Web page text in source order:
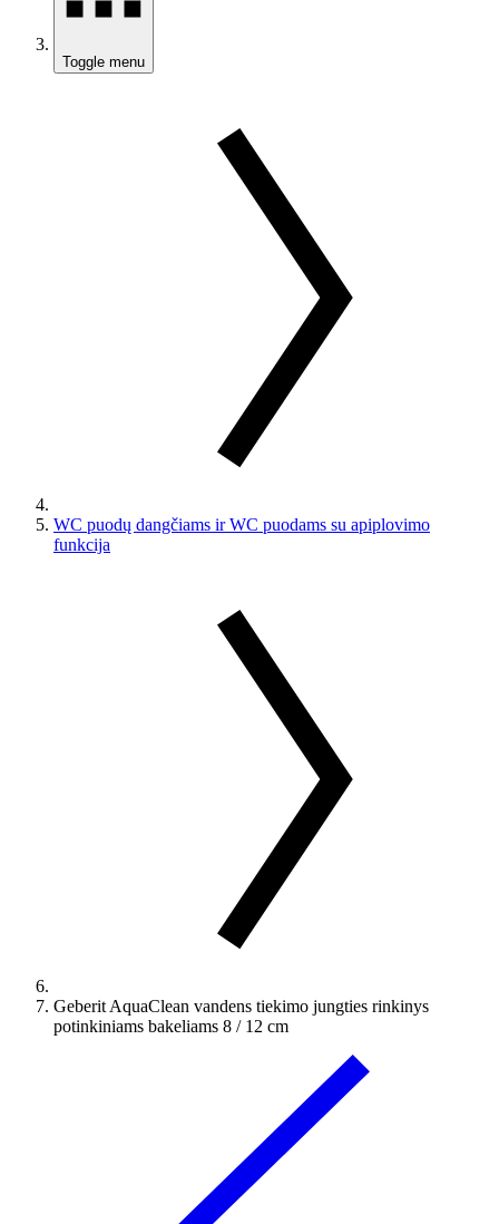
Toggle menu
WC puodų dangčiams ir WC puodams su apiplovimo
funkcija
Geberit AquaClean vandens tiekimo jungties rinkinys
potinkiniams bakeliams 8 / 12 cm